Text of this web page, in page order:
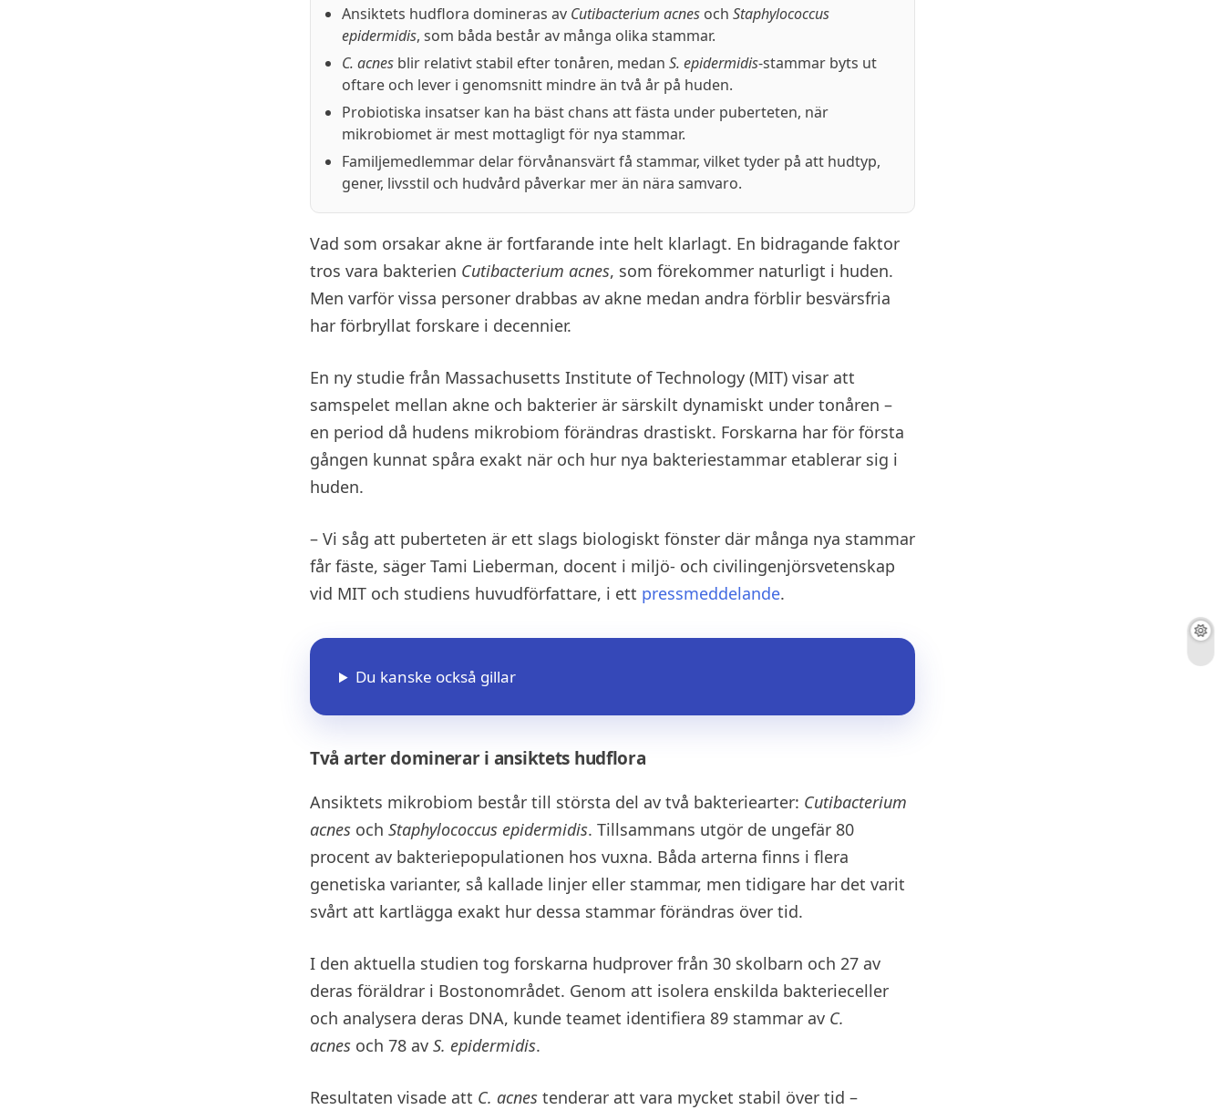
Ansiktets hudflora domineras av Cutibacterium acnes och Staphylococcus
epidermidis, som båda består av många olika stammar.
C. acnes blir relativt stabil efter tonåren, medan S. epidermidis-stammar byts ut
oftare och lever i genomsnitt mindre än två år på huden.
Probiotiska insatser kan ha bäst chans att fästa under puberteten, när
mikrobiomet är mest mottagligt för nya stammar.
Familjemedlemmar delar förvånansvärt få stammar, vilket tyder på att hudtyp,
gener, livsstil och hudvård påverkar mer än nära samvaro.
Vad som orsakar akne är fortfarande inte helt klarlagt. En bidragande faktor
tros vara bakterien Cutibacterium acnes, som förekommer naturligt i huden.
Men varför vissa personer drabbas av akne medan andra förblir besvärsfria
har förbryllat forskare i decennier.
En ny studie från Massachusetts Institute of Technology (MIT) visar att
samspelet mellan akne och bakterier är särskilt dynamiskt under tonåren –
en period då hudens mikrobiom förändras drastiskt. Forskarna har för första
gången kunnat spåra exakt när och hur nya bakteriestammar etablerar sig i
huden.
– Vi såg att puberteten är ett slags biologiskt fönster där många nya stammar
får fäste, säger Tami Lieberman, docent i miljö- och civilingenjörsvetenskap
vid MIT och studiens huvudförfattare, i ett pressmeddelande.
Du kanske också gillar
Två arter dominerar i ansiktets hudflora
Ansiktets mikrobiom består till största del av två bakteriearter: Cutibacterium
acnes och Staphylococcus epidermidis. Tillsammans utgör de ungefär 80
procent av bakteriepopulationen hos vuxna. Båda arterna finns i flera
genetiska varianter, så kallade linjer eller stammar, men tidigare har det varit
svårt att kartlägga exakt hur dessa stammar förändras över tid.
I den aktuella studien tog forskarna hudprover från 30 skolbarn och 27 av
deras föräldrar i Bostonområdet. Genom att isolera enskilda bakterieceller
och analysera deras DNA, kunde teamet identifiera 89 stammar av C.
acnes och 78 av S. epidermidis.
Resultaten visade att C. acnes tenderar att vara mycket stabil över tid –